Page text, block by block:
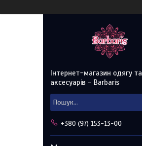
Інтернет-магазин одягу та
аксесуарів - Barbaris
+380 (97) 153-13-00